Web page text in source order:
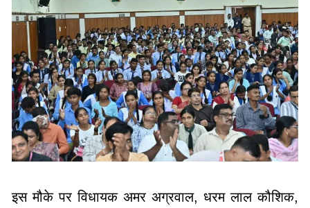
इस मौके पर विधायक अमर अग्रवाल, धरम लाल कौशिक,